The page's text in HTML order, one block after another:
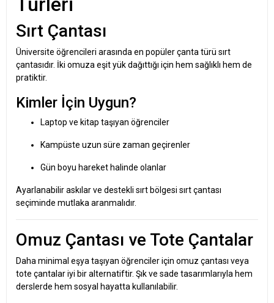
Sırt Çantası
Üniversite öğrencileri arasında en popülerçanta türü sırt
çantasıdır. İki omuza eşit yük dağıttığı için hem sağlıklı hem de
pratiktir.
Kimler İçin Uygun?
Laptop ve kitap taşıyan öğrenciler
Kampüste uzun süre zaman geçirenler
Gün boyu hareket halinde olanlar
Ayarlanabilir askılar ve destekli sırt bölgesi sırt çantası
seçiminde mutlaka aranmalıdır.
Omuz Çantası ve Tote Çantalar
Daha minimal eşya taşıyan öğrenciler için omuz çantası veya
tote çantalar iyi bir alternatiftir. Şık ve sade tasarımlarıyla hem
derslerde hem sosyal hayatta kullanılabilir.